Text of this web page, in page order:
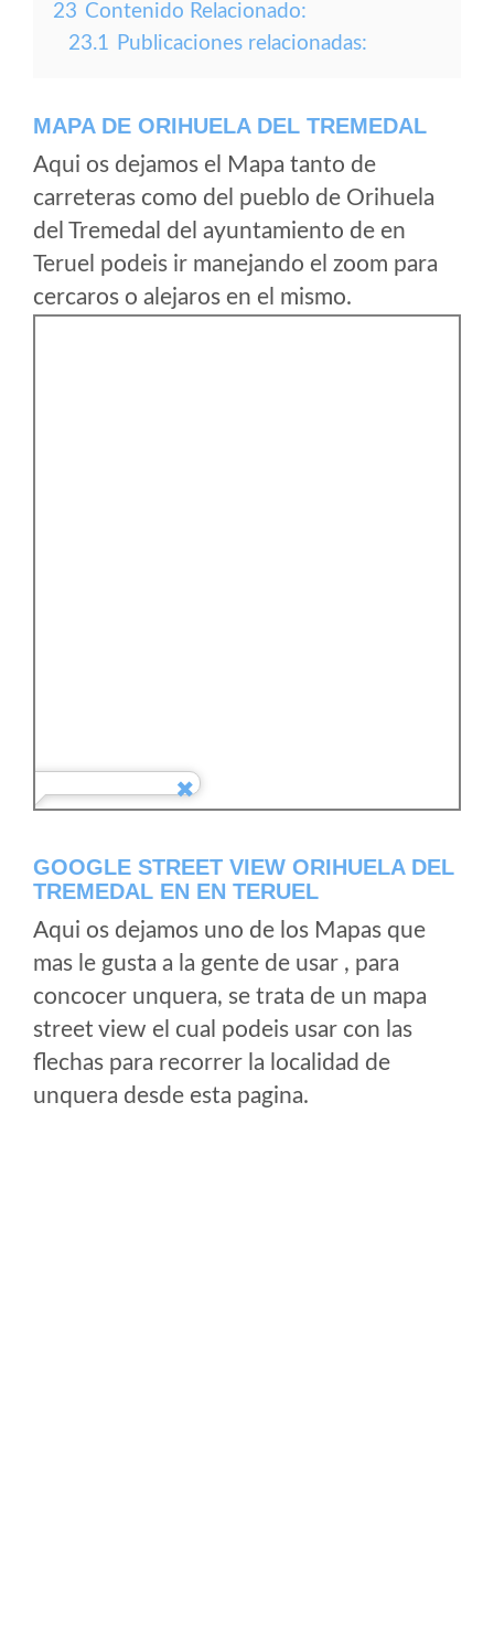
23 Contenido Relacionado:
23.1 Publicaciones relacionadas:
MAPA DE ORIHUELA DEL TREMEDAL
Aqui os dejamos el Mapa tanto de
carreteras como del pueblo de Orihuela
del Tremedal del ayuntamiento de en
Teruel podeis ir manejando el zoom para
cercaros o alejaros en el mismo.
GOOGLE STREET VIEW ORIHUELA DEL
TREMEDAL EN EN TERUEL
Aqui os dejamos uno de los Mapas que
mas le gusta a la gente de usar , para
concocer unquera, se trata de un mapa
street view el cual podeis usar con las
flechas para recorrer la localidad de
unquera desde esta pagina.